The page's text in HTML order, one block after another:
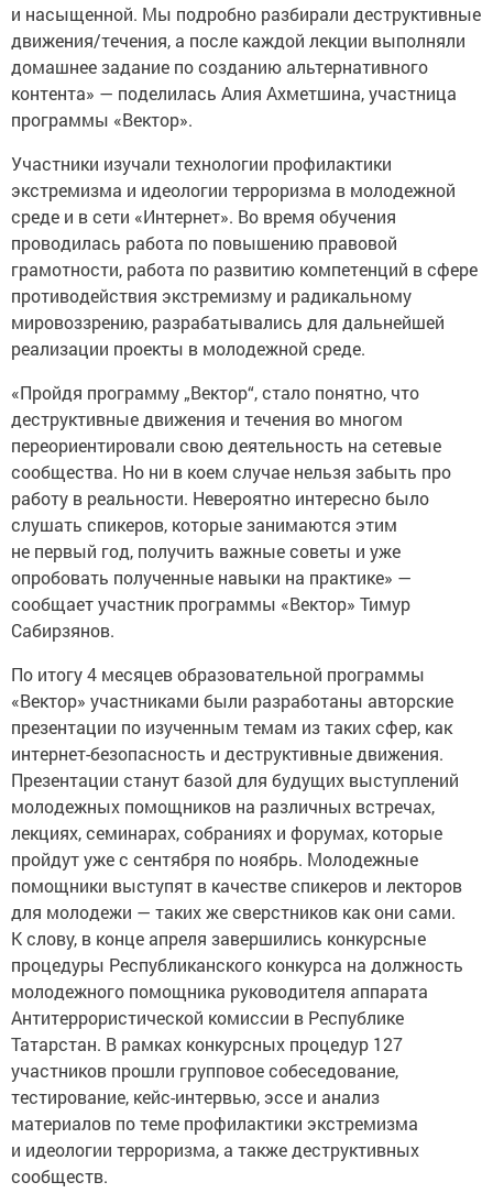
и насыщенной. Мы подробно разбирали деструктивные
движения/течения, а после каждой лекции выполняли
домашнее задание по созданию альтернативного
контента» — поделилась Алия Ахметшина, участница
программы «Вектор».
Участники изучали технологии профилактики
экстремизма и идеологии терроризма в молодежной
среде и в сети «Интернет». Во время обучения
проводилась работа по повышению правовой
грамотности, работа по развитию компетенций в сфере
противодействия экстремизму и радикальному
мировоззрению, разрабатывались для дальнейшей
реализации проекты в молодежной среде.
«Пройдя программу „Вектор“, стало понятно, что
деструктивные движения и течения во многом
переориентировали свою деятельность на сетевые
сообщества. Но ни в коем случае нельзя забыть про
работу в реальности. Невероятно интересно было
слушать спикеров, которые занимаются этим
не первый год, получить важные советы и уже
опробовать полученные навыки на практике» —
сообщает участник программы «Вектор» Тимур
Сабирзянов.
По итогу 4 месяцев образовательной программы
«Вектор» участниками были разработаны авторские
презентации по изученным темам из таких сфер, как
интернет-безопасность и деструктивные движения.
Презентации станут базой для будущих выступлений
молодежных помощников на различных встречах,
лекциях, семинарах, собраниях и форумах, которые
пройдут уже с сентября по ноябрь. Молодежные
помощники выступят в качестве спикеров и лекторов
для молодежи — таких же сверстников как они сами.
К слову, в конце апреля завершились конкурсные
процедуры Республиканского конкурса на должность
молодежного помощника руководителя аппарата
Антитеррористической комиссии в Республике
Татарстан. В рамках конкурсных процедур 127
участников прошли групповое собеседование,
тестирование, кейс-интервью, эссе и анализ
материалов по теме профилактики экстремизма
и идеологии терроризма, а также деструктивных
сообществ.